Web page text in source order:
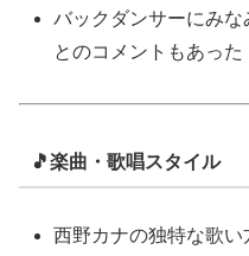
バックダンサーにみ
とのコメントもあった
🎵楽曲・歌唱スタイル
西野カナの独特な歌